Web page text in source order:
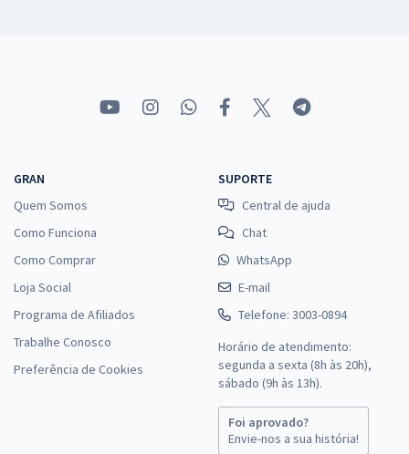
GRAN
Quem Somos
Como Funciona
Como Comprar
Loja Social
Programa de Afiliados
Trabalhe Conosco
Preferência de Cookies
SUPORTE
Central de ajuda
Chat
WhatsApp
E-mail
Telefone: 3003-0894
Horário de atendimento:
segunda a sexta (8h às 20h),
sábado (9h às 13h).
Foi aprovado?
Envie-nos a sua história!